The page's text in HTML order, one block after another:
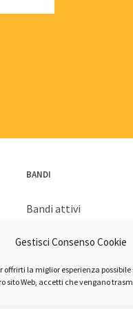
Gestisci Consenso Cookie
la miglior esperienza possibile
sito Web, accetti che vengano
BANDI
Bandi attivi